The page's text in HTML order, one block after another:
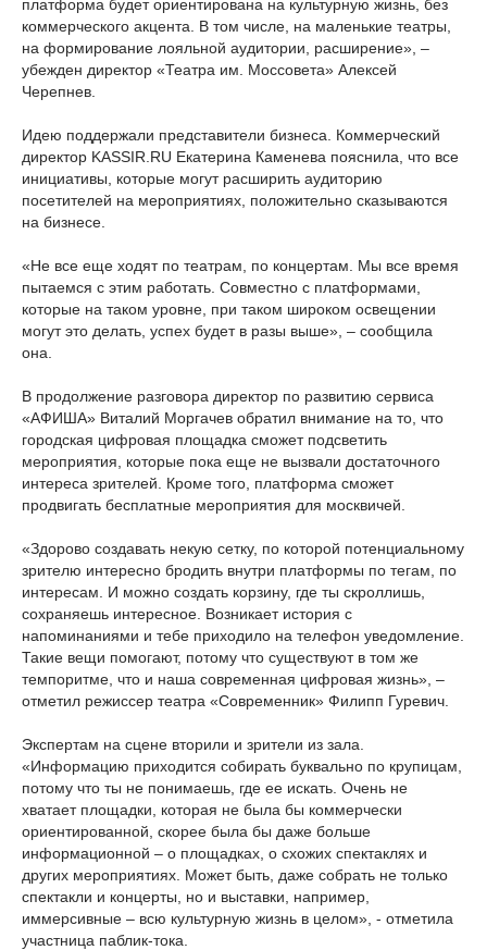
платформа будет ориентирована на культурную жизнь, без
коммерческого акцента. В том числе, на маленькие театры,
на формирование лояльной аудитории, расширение», –
убежден директор «Театра им. Моссовета» Алексей
Черепнев.
Идею поддержали представители бизнеса. Коммерческий
директор KASSIR.RU Екатерина Каменева пояснила, что все
инициативы, которые могут расширить аудиторию
посетителей на мероприятиях, положительно сказываются
на бизнесе.
«Не все еще ходят по театрам, по концертам. Мы все время
пытаемся с этим работать. Совместно с платформами,
которые на таком уровне, при таком широком освещении
могут это делать, успех будет в разы выше», – сообщила
она.
В продолжение разговора директор по развитию сервиса
«АФИША» Виталий Моргачев обратил внимание на то, что
городская цифровая площадка сможет подсветить
мероприятия, которые пока еще не вызвали достаточного
интереса зрителей. Кроме того, платформа сможет
продвигать бесплатные мероприятия для москвичей.
«Здорово создавать некую сетку, по которой потенциальному
зрителю интересно бродить внутри платформы по тегам, по
интересам. И можно создать корзину, где ты скроллишь,
сохраняешь интересное. Возникает история с
напоминаниями и тебе приходило на телефон уведомление.
Такие вещи помогают, потому что существуют в том же
темпоритме, что и наша современная цифровая жизнь», –
отметил режиссер театра «Современник» Филипп Гуревич.
Экспертам на сцене вторили и зрители из зала.
«Информацию приходится собирать буквально по крупицам,
потому что ты не понимаешь, где ее искать. Очень не
хватает площадки, которая не была бы коммерчески
ориентированной, скорее была бы даже больше
информационной – о площадках, о схожих спектаклях и
других мероприятиях. Может быть, даже собрать не только
спектакли и концерты, но и выставки, например,
иммерсивные – всю культурную жизнь в целом», - отметила
участница паблик-тока.